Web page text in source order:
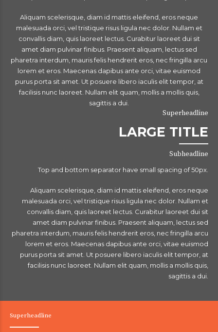
Aliquam scelerisque, diam id mattis eleifend, eros neque
malesuada orci, vel tristique risus ligula nec dolor. Nullam et
convallis diam, quis laoreet lectus. Curabitur laoreet dui sit
amet diam pulvinar finibus. Praesent aliquam, lectus sed
pharetra interdum, mauris felis hendrerit eros, nec fringilla arcu
lorem et eros. Maecenas dapibus ante orci, vitae euismod
purus porta sit amet. Ut posuere libero iaculis elit tempor, at
facilisis nunc laoreet. Nullam elit quam, mollis a mollis quis,
sagittis a dui.
Superheadline
LARGE TITLE
Subheadline
Top and bottom separator have small spacing of 50px.
Aliquam scelerisque, diam id mattis eleifend, eros neque
malesuada orci, vel tristique risus ligula nec dolor. Nullam et
convallis diam, quis laoreet lectus. Curabitur laoreet dui sit
amet diam pulvinar finibus. Praesent aliquam, lectus sed
pharetra interdum, mauris felis hendrerit eros, nec fringilla arcu
lorem et eros. Maecenas dapibus ante orci, vitae euismod
purus porta sit amet. Ut posuere libero iaculis elit tempor, at
facilisis nunc laoreet. Nullam elit quam, mollis a mollis quis,
sagittis a dui.
Superheadline